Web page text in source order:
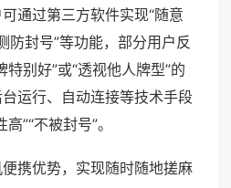
通过第三方软件实现“随意
防封号”等功能，部分用户反
别好”或“透视他人牌型”的
运行、自动连接等技术手段
”“不被封号”。
携优势，实现随时随地搓麻